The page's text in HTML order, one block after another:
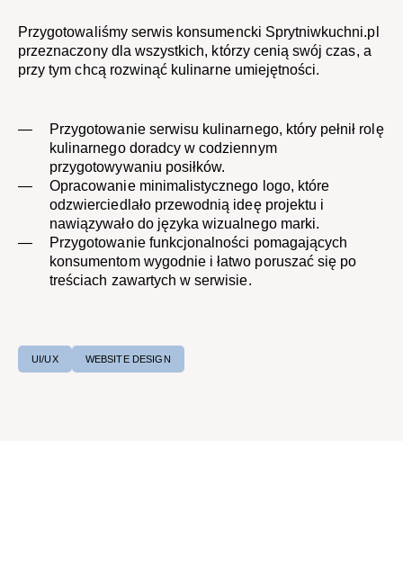
Przygotowaliśmy serwis konsumencki Sprytniwkuchni.pl
przeznaczony dla wszystkich, którzy cenią swój czas, a
przy tym chcą rozwinąć kulinarne umiejętności.
Przygotowanie serwisu kulinarnego, który pełnił rolę
kulinarnego doradcy w codziennym
przygotowywaniu posiłków.
Opracowanie minimalistycznego logo, które
odzwierciedlało przewodnią ideę projektu i
nawiązywało do języka wizualnego marki.
Przygotowanie funkcjonalności pomagających
konsumentom wygodnie i łatwo poruszać się po
treściach zawartych w serwisie.
UI/UX WEBSITE DESIGN